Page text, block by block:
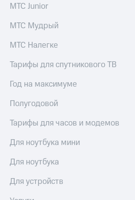
МТС Junior
МТС Мудрый
МТС Налегке
Тарифы для спутникового ТВ
Год на максимуме
Полугодовой
Тарифы для часов и модемов
Для ноутбука мини
Для ноутбука
Для устройств